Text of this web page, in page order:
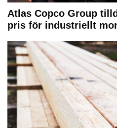
Atlas Copco Group
pris för industriellt